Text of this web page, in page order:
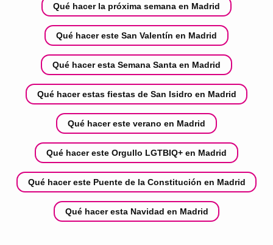
Qué hacer la próxima semana en Madrid
Qué hacer este San Valentín en Madrid
Qué hacer esta Semana Santa en Madrid
Qué hacer estas fiestas de San Isidro en Madrid
Qué hacer este verano en Madrid
Qué hacer este Orgullo LGTBIQ+ en Madrid
Qué hacer este Puente de la Constitución en Madrid
Qué hacer esta Navidad en Madrid